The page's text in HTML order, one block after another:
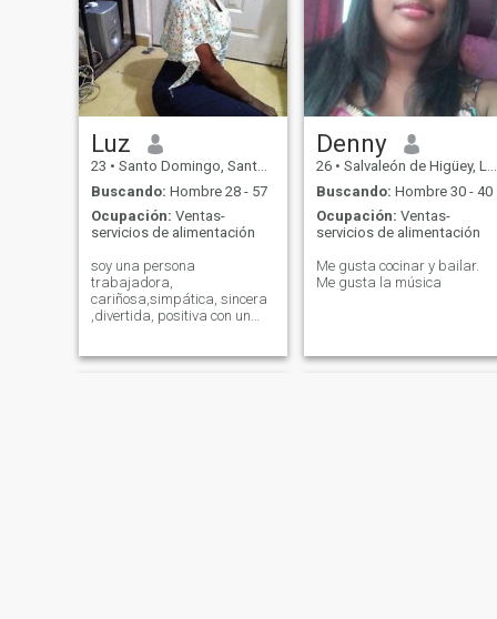
Luz
23 • Santo Domingo, Santo Domingo, Rep. Dominicana
Buscando: Hombre 28 - 57
Ocupación: Ventas-
servicios de alimentación
soy una persona
trabajadora,
cariñosa,simpática, sincera
,divertida, positiva con un
lugares nuevos
Denny
26 • Salvaleón de Higüey, La Altagracia, Rep. Dominicana
Buscando: Hombre 30 - 40
Ocupación: Ventas-
servicios de alimentación
Me gusta cocinar y bailar.
Me gusta la música